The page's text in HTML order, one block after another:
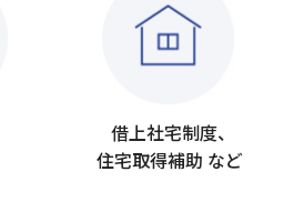
借上社宅制度、
住宅取得補助 など